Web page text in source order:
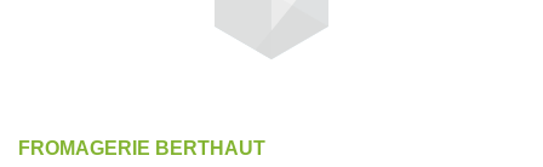
FROMAGERIE BERTHAUT